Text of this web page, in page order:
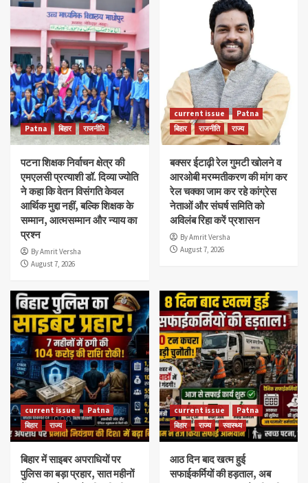
Patna बिहार राजनीति
पटना शिक्षक निर्वाचन क्षेत्र की
एमएलसी प्रत्याशी डॉ. दिव्या ज्योति
ने कहा कि वेतन विसंगति केवल
आर्थिक मुद्दा नहीं, बल्कि शिक्षक के
सम्मान, आत्मसम्मान और न्याय का
प्रश्न
By Amrit Versha
August 7, 2026
current issue
Patna
बिहार
राजनीति राज्य
बक्सर ईटाढ़ी रेल गुमटी खोलने व
आरओबी मरम्मतीकरण की मांग कर
रेल चक्का जाम कर रहे कांग्रेस
नेताओं और संघर्ष समिति को
अविलंब रिहा करें प्रशासन
By Amrit Versha
August 7, 2026
current issue
Patna
बिहार
राज्य
बिहार में साइबर अपराधियों पर
पुलिस का बड़ा प्रहार, सात महीनों
current issue
Patna
बिहार
राज्य स्वास्थ्य
आठ दिन बाद खत्म हुई
सफाईकर्मियों की हड़ताल, अब